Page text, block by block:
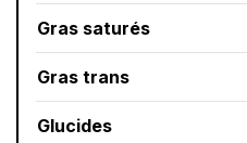
Gras saturés
Gras trans
Glucides